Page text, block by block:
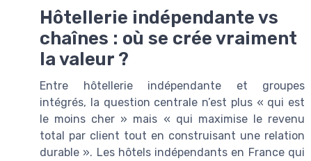
Hôtellerie indépendante vs
chaînes : où se crée vraiment
la valeur ?
Entre hôtellerie indépendante et groupes
intégrés, la question centrale n’est plus « qui est
le moins cher » mais « qui maximise le revenu
total par client tout en construisant une relation
durable ». Les hôtels indépendants en France qui